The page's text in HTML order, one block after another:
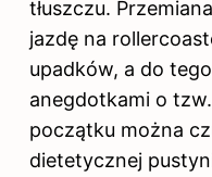
tłuszczu.
jazdę na
upadków, a do
anegdotkami o
początku można
dietetycznej